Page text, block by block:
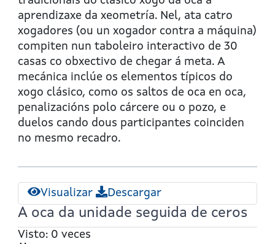
corpos
xeométricos
aprendizaxe da xeometría. Nel, ata catro
xogadores (ou un xogador contra a máquina)
compiten nun taboleiro interactivo de 30
casas co obxectivo de chegar á meta. A
mecánica inclúe os elementos típicos do
xogo clásico, como os saltos de oca en oca,
penalizacións polo cárcere ou o pozo, e
duelos cando dous participantes coinciden
no mesmo recadro.
Visualizar Descargar
A oca da unidade seguida de ceros
Visto: 0 veces